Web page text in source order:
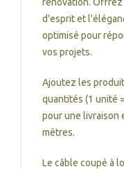
d'esprit et
optimisé pour
vos projets.
Ajoutez les
quantités (1 unité
pour une livraison
mètres.
Le câble coupé à